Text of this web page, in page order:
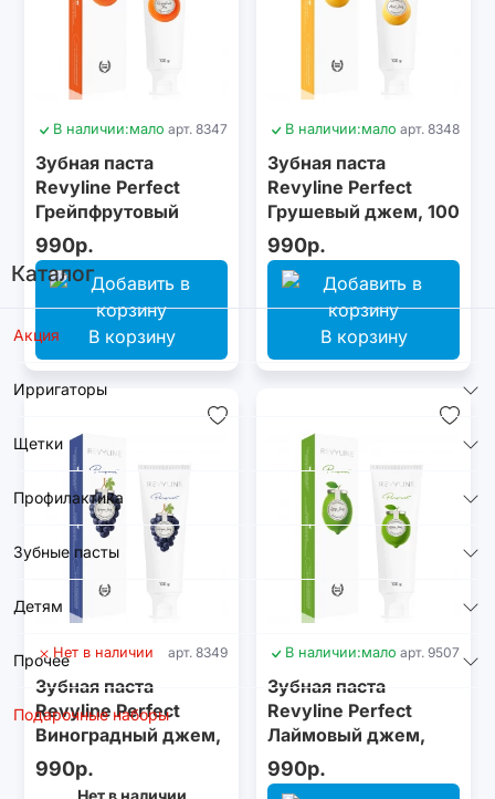
Каталог
Акция
Ирригаторы
Щетки
Профилактика
Зубные пасты
Детям
Прочее
Подарочные наборы
В наличии:мало арт. 8347
Зубная паста
Revyline Perfect
Грейпфрутовый
джем, 100 г
990р.
В корзину
В наличии:мало арт. 8348
Зубная паста
Revyline Perfect
Грушевый джем, 100
г
990р.
В корзину
Нет в наличии арт. 8349
Зубная паста
Revyline Perfect
Виноградный джем,
100 г
990р.
Нет в наличии
В наличии:мало арт. 9507
Зубная паста
Revyline Perfect
Лаймовый джем,
100 г
990р.